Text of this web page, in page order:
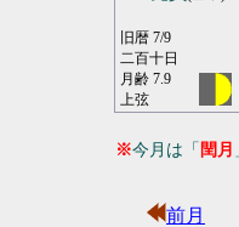
旧暦 7/9
二百十日
月齢 7.9
上弦
※今月は「 閏月
前月